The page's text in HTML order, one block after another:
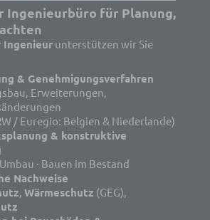
Ingenieurbüro für Planung,
Ingenieur unterstützen wir Sie
& Genehmigungsverfahren
Erweiterungen,
/ Euregio: Belgien & Niederlande)
& konstruktive
· Bauen im Bestand
Nachweise
Wärmeschutz (GEG),